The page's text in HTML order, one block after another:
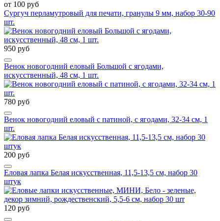
от 100 руб
Сургуч перламутровый для печати, гранулы 9 мм, набор 30-90
шт.
950 руб
Венок новогодний еловый Большой с ягодами,
искусственный, 48 см, 1 шт.
780 руб
Венок новогодний еловый с патиной, с ягодами, 32-34 см, 1
шт.
200 руб
Еловая лапка Белая искусственная, 11,5-13,5 см, набор 30
штук
120 руб